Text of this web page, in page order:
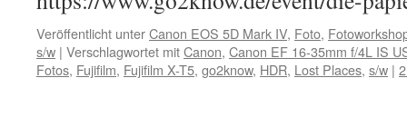
Veröffentlicht unterCanon EOS 5D Mark IV, Foto,
s/w | Verschlagwortet mitCanon, Canon EF 16-35mm f/4L IS
Fotos, Fujifilm, Fujifilm X-T5, go2know, HDR, Lost Places, s/w |